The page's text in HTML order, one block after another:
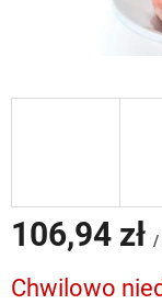
106,94 zł /
jednostkowa:
Chwilowo